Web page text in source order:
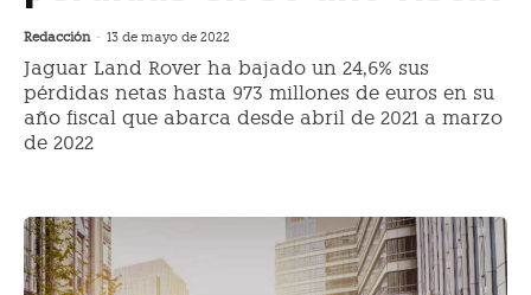
Redacción - 13 de mayo de 2022
Jaguar Land Rover ha bajado un 24,6% sus
pérdidas netas hasta 973 millones de euros en su
año fiscal que abarca desde abril de 2021 a marzo
de 2022